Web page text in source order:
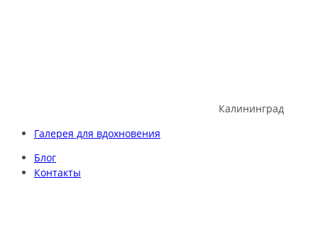
Калининград
Галерея для вдохновения
Блог
Контакты